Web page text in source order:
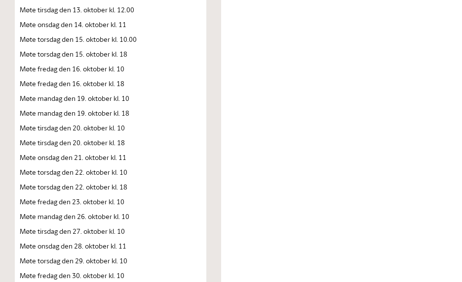
Møte tirsdag den 13. oktober kl. 12.00
Møte onsdag den 14. oktober kl. 11
Møte torsdag den 15. oktober kl. 10.00
Møte torsdag den 15. oktober kl. 18
Møte fredag den 16. oktober kl. 10
Møte fredag den 16. oktober kl. 18
Møte mandag den 19. oktober kl. 10
Møte mandag den 19. oktober kl. 18
Møte tirsdag den 20. oktober kl. 10
Møte tirsdag den 20. oktober kl. 18
Møte onsdag den 21. oktober kl. 11
Møte torsdag den 22. oktober kl. 10
Møte torsdag den 22. oktober kl. 18
Møte fredag den 23. oktober kl. 10
Møte mandag den 26. oktober kl. 10
Møte tirsdag den 27. oktober kl. 10
Møte onsdag den 28. oktober kl. 11
Møte torsdag den 29. oktober kl. 10
Møte fredag den 30. oktober kl. 10